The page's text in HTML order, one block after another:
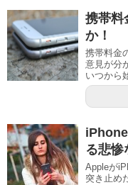
携帯料
か！
携帯料金
意見が分
いつから
る悲惨
Appleが
突き止め